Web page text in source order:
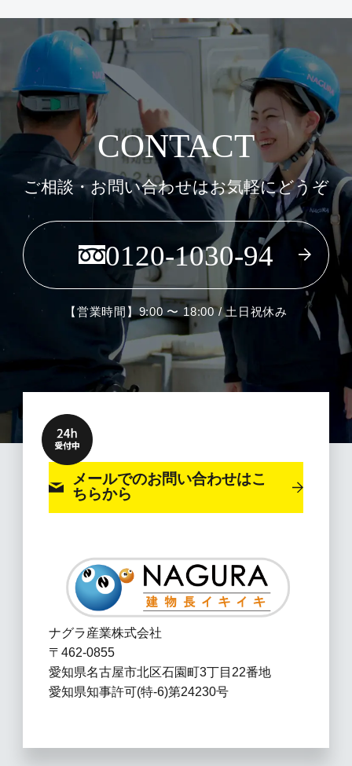
CONTACT
ご相談・お問い合わせはお気軽にどうぞ
0120-1030-94
【営業時間】9:00 〜 18:00 / 土日祝休み
メールでのお問い合わせはこ
ちらから
ナグラ産業株式会社
〒462-0855
愛知県名古屋市北区石園町3丁目22番地
愛知県知事許可(特-6)第24230号